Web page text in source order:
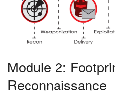
Module 2:
Reconnaissance